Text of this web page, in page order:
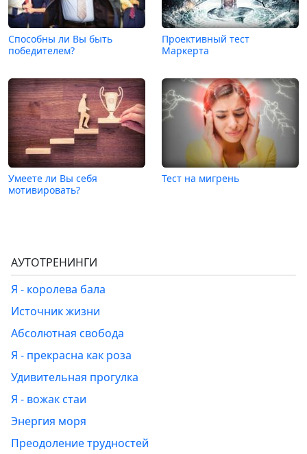
Способны ли Вы быть
победителем?
Проективный тест
Маркерта
Умеете ли Вы себя
мотивировать?
Тест на мигрень
АУТОТРЕНИНГИ
Я - королева бала
Источник жизни
Абсолютная свобода
Я - прекрасна как роза
Удивительная прогулка
Я - вожак стаи
Энергия моря
Преодоление трудностей